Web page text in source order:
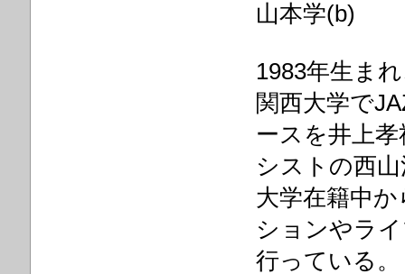
山本学(b)
1983年生ま
関西大学で
ースを井上
シストの西
大学在籍中
ションやラ
行っている。